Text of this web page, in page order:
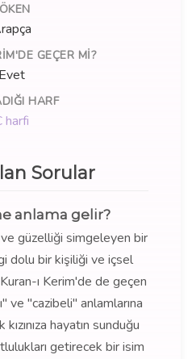
GEÇER MI?
Evet
HARF
harfi
Sorular
anlama gelir?
güzelliği simgeleyen bir
dolu bir kişiliği ve içsel
ı Kerim'de de geçen
ve "cazibeli" anlamlarına
hayatın sunduğu
getirecek bir isim